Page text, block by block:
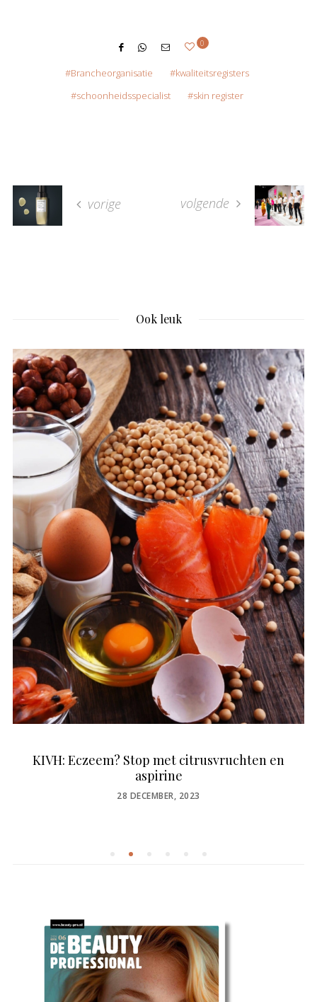
0
Brancheorganisatie
kwaliteitsregisters
schoonheidsspecialist
skin register
vorige volgende
Ook leuk
KIVH: Eczeem? Stop met citrusvruchten en
aspirine
POSTED
28 DECEMBER, 2023